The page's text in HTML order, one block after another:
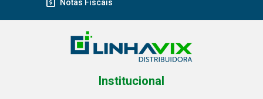
Notas Fiscais
Institucional